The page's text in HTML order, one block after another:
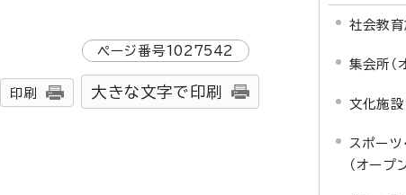
ページ番号1027542
印刷 大きな文字で印刷
社会教育
集会所（
文化施設
スポーツ
（オープ